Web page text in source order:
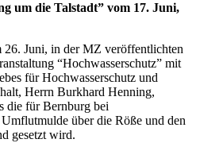
um die Talstadt” vom 17. Juni,
26. Juni, in der MZ veröffentlichten
“Hochwasserschutz” mit
für Hochwasserschutz und
Herrn Burkhard Henning,
die für Bernburg bei
über die Röße und den
gesetzt wird.